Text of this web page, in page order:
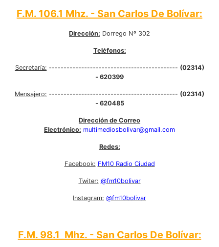
F.M. 106.1 Mhz. - San Carlos De Bolívar:
Dirección: Dorrego Nº 302
Teléfonos:
Secretaría: -------------------------------------------- (02314)
- 620399
Mensajero: -------------------------------------------- (02314)
- 620485
Dirección de Correo
Electrónico: multimediosbolivar@gmail.com
Redes:
Facebook: FM10 Radio Ciudad
Twiter: @fm10bolivar
Instagram: @fm10bolivar
F.M. 98.1 Mhz. - San Carlos De Bolívar: